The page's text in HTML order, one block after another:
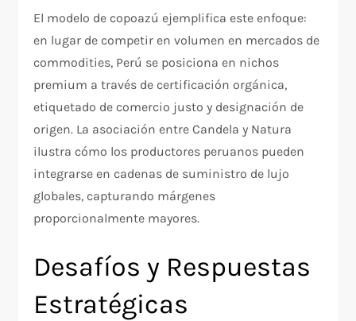
El modelo de copoazú ejemplifica este enfoque:
en lugar de competir en volumen en mercados de
commodities, Perú se posiciona en nichos
premium a través de certificación orgánica,
etiquetado de comercio justo y designación de
origen. La asociación entre Candela y Natura
ilustra cómo los productores peruanos pueden
integrarse en cadenas de suministro de lujo
globales, capturando márgenes
proporcionalmente mayores.
Desafíos y Respuestas
Estratégicas